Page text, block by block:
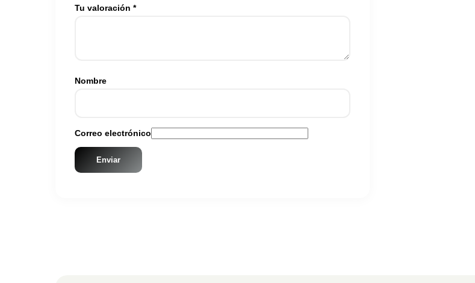
Tu valoración *
Nombre
Correo electrónico